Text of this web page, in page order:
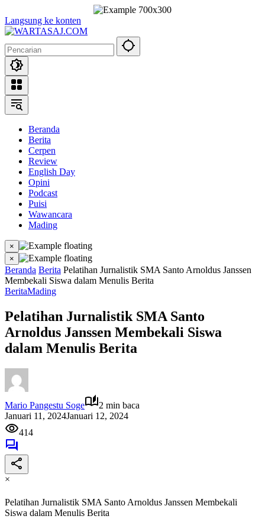
Langsung ke konten
Beranda
Berita
Cerpen
Review
English Day
Opini
Podcast
Puisi
Wawancara
Mading
×
×
Beranda Berita Pelatihan Jurnalistik SMA Santo Arnoldus Janssen
Membekali Siswa dalam Menulis Berita
BeritaMading
Pelatihan Jurnalistik SMA Santo
Arnoldus Janssen Membekali Siswa
dalam Menulis Berita
Mario Pangestu Soge
2 min baca
Januari 11, 2024Januari 12, 2024
414
×
Pelatihan Jurnalistik SMA Santo Arnoldus Janssen Membekali
Siswa dalam Menulis Berita